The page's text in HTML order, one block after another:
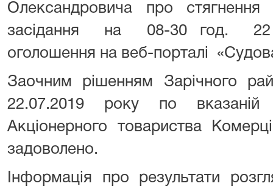
Олександровича про стягнення
засідання на 08-30 год. 22
оголошення на веб-порталі
Заочним рішенням Зарічного
22.07.2019 року по вказаній
Акціонерного товариства
задоволено.
Інформація про результати